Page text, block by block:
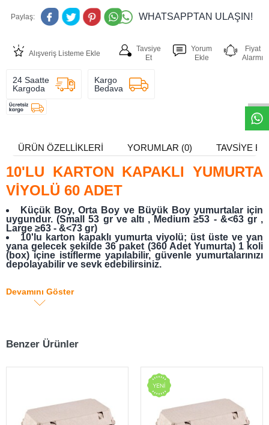
Paylaş: WHATSAPPTAN ULAŞIN!
Alışveriş Listeme Ekle
Tavsiye
Et
Yorum
Ekle
Fiyat
Alarmı
24 Saatte
Kargoda
Kargo
Bedava
ÜRÜN ÖZELLIKLERI YORUMLAR (0) TAVSIYE ET
10'LU KARTON KAPAKLI YUMURTA
VİYOLÜ 60 ADET
Küçük Boy, Orta Boy ve Büyük Boy yumurtalar için
uygundur. (Small 53 gr ve altı , Medium ≥53 - &<63 gr ,
Large ≥63 - &<73 gr)
10'lu karton kapaklı yumurta viyolü; üst üste ve yan
yana gelecek şekilde 36 paket (360 Adet Yumurta) 1 koli
(box) içine istiflerme yapılabilir, güvenle yumurtalarınızı
depolayabilir ve sevk edebilirsiniz.
büyük yumurta üreticilerinin, kaliteli yumurta
ÜRÜN AÇIKLAMASI
Devamını Göster
Benzer Ürünler